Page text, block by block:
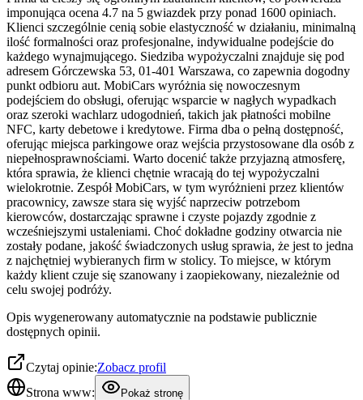
imponująca ocena 4.7 na 5 gwiazdek przy ponad 1600 opiniach.
Klienci szczególnie cenią sobie elastyczność w działaniu, minimalną
ilość formalności oraz profesjonalne, indywidualne podejście do
każdego wynajmującego. Siedziba wypożyczalni znajduje się pod
adresem Górczewska 53, 01-401 Warszawa, co zapewnia dogodny
punkt odbioru aut. MobiCars wyróżnia się nowoczesnym
podejściem do obsługi, oferując wsparcie w nagłych wypadkach
oraz szeroki wachlarz udogodnień, takich jak płatności mobilne
NFC, karty debetowe i kredytowe. Firma dba o pełną dostępność,
oferując miejsca parkingowe oraz wejścia przystosowane dla osób z
niepełnosprawnościami. Warto docenić także przyjazną atmosferę,
która sprawia, że klienci chętnie wracają do tej wypożyczalni
wielokrotnie. Zespół MobiCars, w tym wyróżnieni przez klientów
pracownicy, zawsze stara się wyjść naprzeciw potrzebom
kierowców, dostarczając sprawne i czyste pojazdy zgodnie z
wcześniejszymi ustaleniami. Choć dokładne godziny otwarcia nie
zostały podane, jakość świadczonych usług sprawia, że jest to jedna
z najchętniej wybieranych firm w stolicy. To miejsce, w którym
każdy klient czuje się szanowany i zaopiekowany, niezależnie od
celu swojej podróży.
Opis wygenerowany automatycznie na podstawie publicznie
dostępnych opinii.
Czytaj opinie:Zobacz profil
Strona www:
Pokaż stronę